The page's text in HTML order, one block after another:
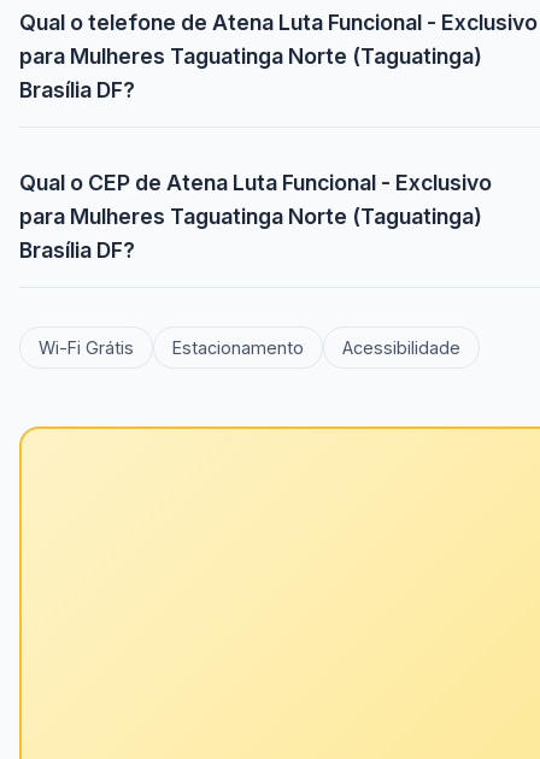
Qual o telefone de Atena Luta Funcional - Exclusivo
para Mulheres Taguatinga Norte (Taguatinga)
Brasília DF?
Qual o CEP de Atena Luta Funcional - Exclusivo
para Mulheres Taguatinga Norte (Taguatinga)
Brasília DF?
Wi-Fi Grátis Estacionamento Acessibilidade